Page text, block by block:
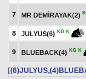
7 MR DEMİRAYAK(2) K
8 JULYUS(6) KG K
9 BLUEBACK(4) KG K